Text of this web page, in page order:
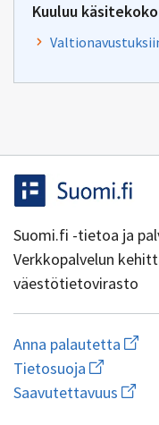
Kuuluu
Suomi.fi -tietoa ja
Verkkopalvelun
väestötietovirasto
Anna palautetta Aloita
uuden
Tietosuoja Avaa
linkki
uuteen
Saavutettavuus Avaa
linkki